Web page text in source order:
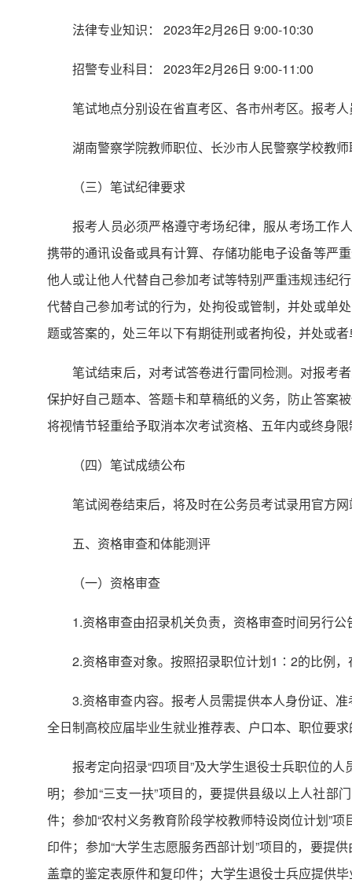
法律专业知识： 2023年2月26日 9:00-10:30
招警专业科目： 2023年2月26日 9:00-11:00
笔试地点分别设在省直考区、各市州考区。报考
湖南警察学院教师职位、长沙市人民警察学校教
（三）笔试纪律要求
报考人员必须严格遵守考场纪律，服从考场工作
携带的通讯设备或具有计算、存储功能电子设备等严
他人或让他人代替自己参加考试等特别严重违规违纪
代替自己参加考试的行为，处拘役或管制，并处或单
题或答案的，处三年以下有期徒刑或者拘役，并处或
笔试结束后，对考试答卷进行雷同检测。对报考
保护好自己题本、答题卡和草稿纸的义务，防止答案
将视情节轻重给予取消本次考试资格、五年内或终身
（四）笔试成绩公布
笔试阅卷结束后，将及时在公务员考试录用官方
五、资格审查和体能测评
（一）资格审查
1.资格审查由招录机关负责，资格审查时间另行公
2.资格审查对象。按照招录职位计划1∶2的比例
3.资格审查内容。报考人员需提供本人身份证、
全日制高校应届毕业生就业推荐表、户口本、职位要
报考定向招录“四项目”及大学生退役士兵职位的
明；参加“三支一扶”项目的，要提供县级以上人社部
件；参加“农村义务教育阶段学校教师特设岗位计划”
印件；参加“大学生志愿服务西部计划”项目的，要提
盖章的鉴定表原件和复印件；大学生退役士兵应提供